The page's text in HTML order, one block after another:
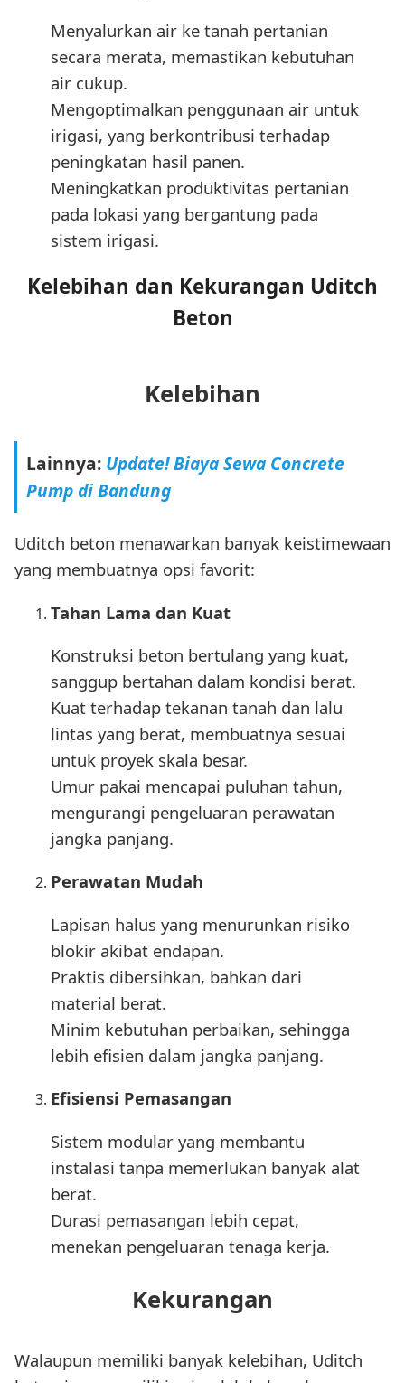
Menyalurkan air ke tanah pertanian
secara merata, memastikan kebutuhan
air cukup.
Mengoptimalkan penggunaan air untuk
irigasi, yang berkontribusi terhadap
peningkatan hasil panen.
Meningkatkan produktivitas pertanian
pada lokasi yang bergantung pada
sistem irigasi.
Kelebihan dan Kekurangan Uditch
Beton
Kelebihan
Lainnya: Update! Biaya Sewa Concrete
Pump di Bandung
Uditch beton menawarkan banyak keistimewaan
yang membuatnya opsi favorit:
Tahan Lama dan Kuat
Konstruksi beton bertulang yang kuat,
sanggup bertahan dalam kondisi berat.
Kuat terhadap tekanan tanah dan lalu
lintas yang berat, membuatnya sesuai
untuk proyek skala besar.
Umur pakai mencapai puluhan tahun,
mengurangi pengeluaran perawatan
jangka panjang.
Perawatan Mudah
Lapisan halus yang menurunkan risiko
blokir akibat endapan.
Praktis dibersihkan, bahkan dari
material berat.
Minim kebutuhan perbaikan, sehingga
lebih efisien dalam jangka panjang.
Efisiensi Pemasangan
Sistem modular yang membantu
instalasi tanpa memerlukan banyak alat
berat.
Durasi pemasangan lebih cepat,
menekan pengeluaran tenaga kerja.
Kekurangan
Walaupun memiliki banyak kelebihan, Uditch